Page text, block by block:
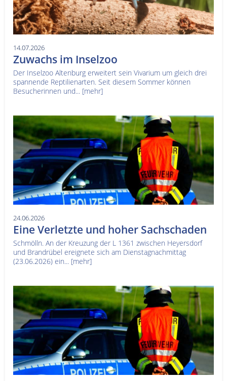
14.07.2026
Zuwachs im Inselzoo
Der Inselzoo Altenburg erweitert sein Vivarium um gleich drei
spannende Reptilienarten. Seit diesem Sommer können
Besucherinnen und... [mehr]
24.06.2026
Eine Verletzte und hoher Sachschaden
Schmölln. An der Kreuzung der L 1361 zwischen Heyersdorf
und Brandrübel ereignete sich am Dienstagnachmittag
(23.06.2026) ein... [mehr]